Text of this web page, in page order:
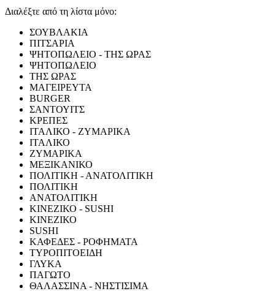
Διαλέξτε από τη λίστα μόνο:
ΣΟΥΒΛΑΚΙΑ
ΠΙΤΣΑΡΙΑ
ΨΗΤΟΠΩΛΕΙΟ - ΤΗΣ ΩΡΑΣ
ΨΗΤΟΠΩΛΕΙΟ
ΤΗΣ ΩΡΑΣ
ΜΑΓΕΙΡΕΥΤΑ
BURGER
ΣΑΝΤΟΥΙΤΣ
ΚΡΕΠΕΣ
ΙΤΑΛΙΚΟ - ΖΥΜΑΡΙΚΑ
ΙΤΑΛΙΚΟ
ΖΥΜΑΡΙΚΑ
ΜΕΞΙΚΑΝΙΚΟ
ΠΟΛΙΤΙΚΗ - ΑΝΑΤΟΛΙΤΙΚΗ
ΠΟΛΙΤΙΚΗ
ΑΝΑΤΟΛΙΤΙΚΗ
ΚΙΝΕΖΙΚΟ - SUSHI
ΚΙΝΕΖΙΚΟ
SUSHI
ΚΑΦΕΔΕΣ - ΡΟΦΗΜΑΤΑ
ΤΥΡΟΠΙΤΟΕΙΔΗ
ΓΛΥΚΑ
ΠΑΓΩΤΟ
ΘΑΛΑΣΣΙΝΑ - ΝΗΣΤΙΣΙΜΑ